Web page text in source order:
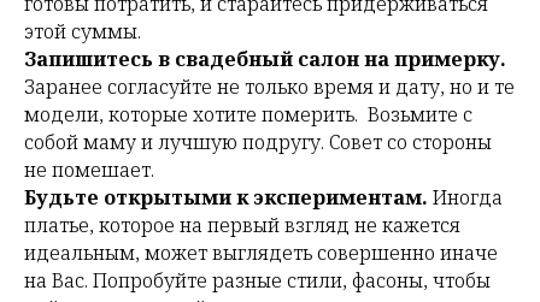
этой суммы.
Запишитесь в свадебный салон на примерку.
Заранее согласуйте не только время и дату, но и те
модели, которые хотите померить. Возьмите с
собой маму и лучшую подругу. Совет со стороны
не помешает.
Будьте открытыми к экспериментам. Иногда
платье, которое на первый взгляд не кажется
идеальным, может выглядеть совершенно иначе
на Вас. Попробуйте разные стили, фасоны, чтобы